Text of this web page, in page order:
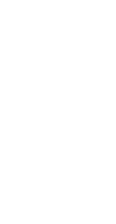
werden.
sorgt das Hochleistungs-
Optik. Damit die Handy-
alle Display-Beschichtungen
wird dabei nicht
Videos und Fotos mit